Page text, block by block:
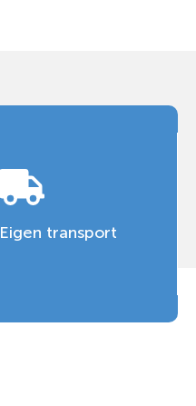
Eigen transport